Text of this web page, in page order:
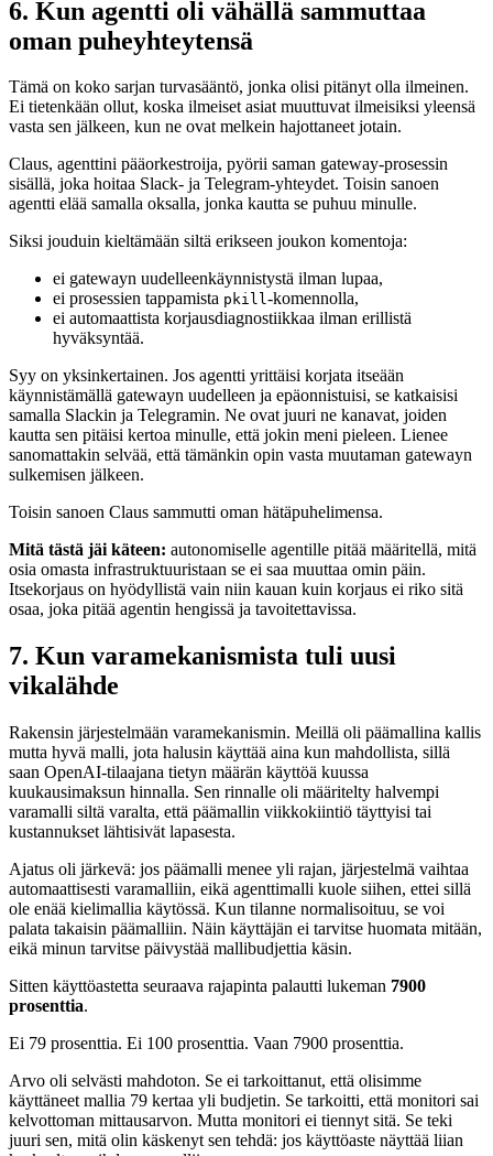
6. Kun agentti oli vähällä sammuttaa
oman puheyhteytensä
Tämä on koko sarjan turvasääntö, jonka olisi pitänyt olla ilmeinen.
Ei tietenkään ollut, koska ilmeiset asiat muuttuvat ilmeisiksi yleensä
vasta sen jälkeen, kun ne ovat melkein hajottaneet jotain.
Claus, agenttini pääorkestroija, pyörii saman gateway-prosessin
sisällä, joka hoitaa Slack- ja Telegram-yhteydet. Toisin sanoen
agentti elää samalla oksalla, jonka kautta se puhuu minulle.
Siksi jouduin kieltämään siltä erikseen joukon komentoja:
ei gatewayn uudelleenkäynnistystä ilman lupaa,
ei prosessien tappamista pkill-komennolla,
ei automaattista korjausdiagnostiikkaa ilman erillistä
hyväksyntää.
Syy on yksinkertainen. Jos agentti yrittäisi korjata itseään
käynnistämällä gatewayn uudelleen ja epäonnistuisi, se katkaisisi
samalla Slackin ja Telegramin. Ne ovat juuri ne kanavat, joiden
kautta sen pitäisi kertoa minulle, että jokin meni pieleen. Lienee
sanomattakin selvää, että tämänkin opin vasta muutaman gatewayn
sulkemisen jälkeen.
Toisin sanoen Claus sammutti oman hätäpuhelimensa.
Mitä tästä jäi käteen: autonomiselle agentille pitää määritellä, mitä
osia omasta infrastruktuuristaan se ei saa muuttaa omin päin.
Itsekorjaus on hyödyllistä vain niin kauan kuin korjaus ei riko sitä
osaa, joka pitää agentin hengissä ja tavoitettavissa.
7. Kun varamekanismista tuli uusi
vikalähde
Rakensin järjestelmään varamekanismin. Meillä oli päämallina kallis
mutta hyvä malli, jota halusin käyttää aina kun mahdollista, sillä
saan OpenAI-tilaajana tietyn määrän käyttöä kuussa
kuukausimaksun hinnalla. Sen rinnalle oli määritelty halvempi
varamalli siltä varalta, että päämallin viikkokiintiö täyttyisi tai
kustannukset lähtisivät lapasesta.
Ajatus oli järkevä: jos päämalli menee yli rajan, järjestelmä vaihtaa
automaattisesti varamalliin, eikä agenttimalli kuole siihen, ettei sillä
ole enää kielimallia käytössä. Kun tilanne normalisoituu, se voi
palata takaisin päämalliin. Näin käyttäjän ei tarvitse huomata mitään,
eikä minun tarvitse päivystää mallibudjettia käsin.
Sitten käyttöastetta seuraava rajapinta palautti lukeman 7900
prosenttia.
Ei 79 prosenttia. Ei 100 prosenttia. Vaan 7900 prosenttia.
Arvo oli selvästi mahdoton. Se ei tarkoittanut, että olisimme
käyttäneet mallia 79 kertaa yli budjetin. Se tarkoitti, että monitori sai
kelvottoman mittausarvon. Mutta monitori ei tiennyt sitä. Se teki
juuri sen, mitä olin käskenyt sen tehdä: jos käyttöaste näyttää liian